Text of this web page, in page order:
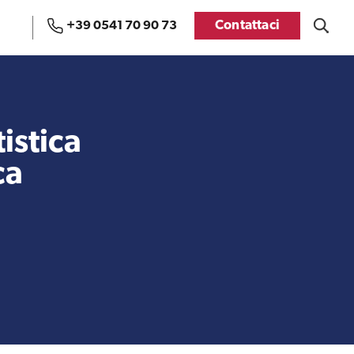
Contattaci
+39 0541 70 90 73